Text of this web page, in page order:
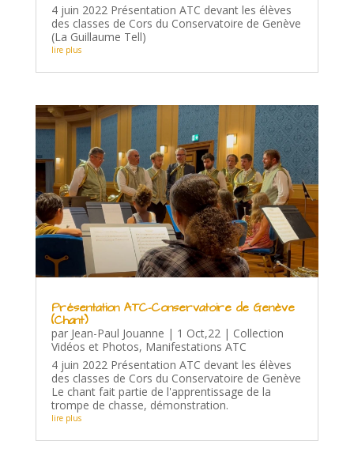
4 juin 2022 Présentation ATC devant les élèves
des classes de Cors du Conservatoire de Genève
(La Guillaume Tell)
lire plus
Présentation ATC-Conservatoire de Genève
(Chant)
par Jean-Paul Jouanne | 1 Oct,22 | Collection
Vidéos et Photos, Manifestations ATC
4 juin 2022 Présentation ATC devant les élèves
des classes de Cors du Conservatoire de Genève
Le chant fait partie de l'apprentissage de la
trompe de chasse, démonstration.
lire plus